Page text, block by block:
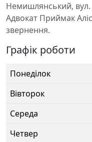
Немишлянський, вул.
Адвокат Приймак
звернення.
Графік роботи
Понеділок
Вівторок
Середа
Четвер